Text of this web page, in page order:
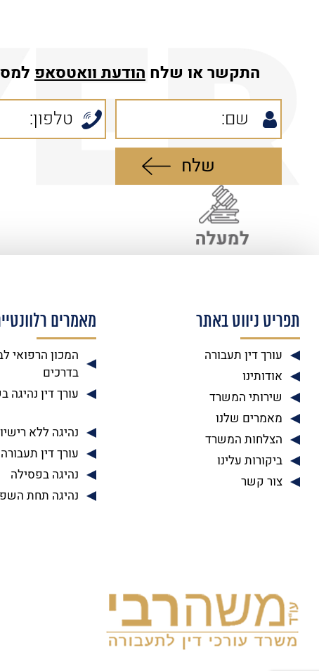
התקשר או שלח הודעתוואטסאפ
תפריט ניווט באתר
עורך דין תעבורה
אודותינו
שירותי המשרד
מאמרים שלנו
הצלחות המשרד
ביקורות עלינו
צור קשר
מאמרים
המכון הרפואי
בדרכים
עורך דין נהיגה
נהיגה ללא
עורך דין
נהיגה בפסילה
נהיגה תחת